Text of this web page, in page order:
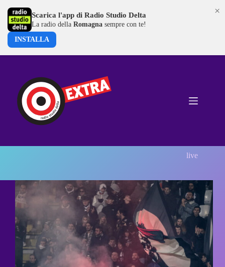
live
×
Scarica l'app di Radio Studio Delta
La radio della Romagna sempre con te!
INSTALLA